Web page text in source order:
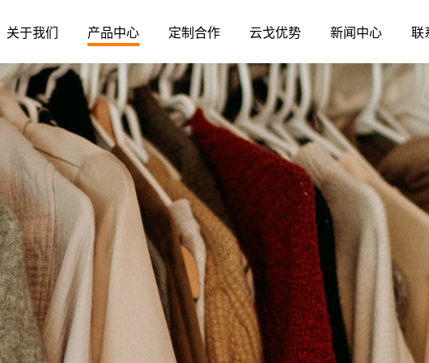
关于我们 产品中心 定制合作 云戈优势 新闻中心 联